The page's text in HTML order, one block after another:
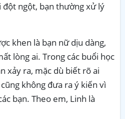
đột ngột, bạn thường xử lý
khen là bạn nữ dịu dàng,
lòng ai. Trong các buổi học
xảy ra, mặc dù biết rõ ai
không đưa ra ý kiến vì
bạn. Theo em, Linh là